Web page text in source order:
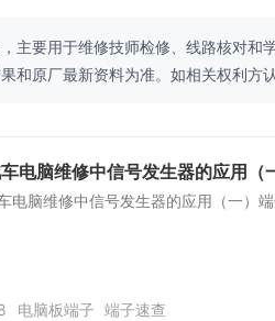
主要用于维修技师检修、线路核对和
和原厂最新资料为准。如相关权利方
电脑维修中信号发生器的应用（
电脑维修中信号发生器的应用（一）端
电脑板端子 端子速查